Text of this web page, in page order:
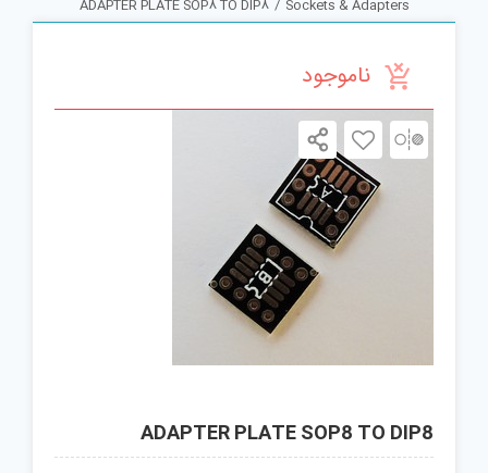
Sockets & Adapters
/
ADAPTER PLATE SOP8 TO DIP8
ناموجود
ADAPTER PLATE SOP8 TO DIP8